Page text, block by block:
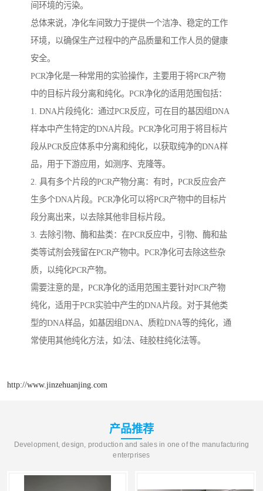
间环境的污染。
总体来说，净化车间致力于提供一个洁净、稳定的工作
环境，以确保生产过程中的产品质量和工作人员的健康
安全。
PCR净化是一种常用的实验操作，主要用于将PCR产物
中的目标片段分离和纯化。PCR净化的适用范围包括：
1. DNA片段纯化：通过PCR反应，可在目的基因组DNA
样本中产生特定的DNA片段。PCR净化可用于将目标片
段从PCR反应体系中分离和纯化，以获取纯净的DNA样
品，用于下游应用，如测序、克隆等。
2. 具有多个片段的PCR产物分离：有时，PCR反应会产
生多个DNA片段。PCR净化可以将PCR产物中的目标片
段分离出来，以去除其他非目标片段。
3. 去除引物、酶和盐类：在PCR反应中，引物、酶和盐
类等试剂会残留在PCR产物中。PCR净化可去除这些杂
质，以纯化PCR产物。
需要注意的是，PCR净化的适用范围主要针对PCR产物
纯化，适用于PCR实验中产生的DNA片段。对于其他类
型的DNA样品，如基因组DNA、质粒DNA等的纯化，通
常使用其他纯化方法，如/法、硅胶柱纯化法等。
http://www.jinzehuanjing.com
产品推荐
Development, design, production and sales in one of the manufacturing
enterprises